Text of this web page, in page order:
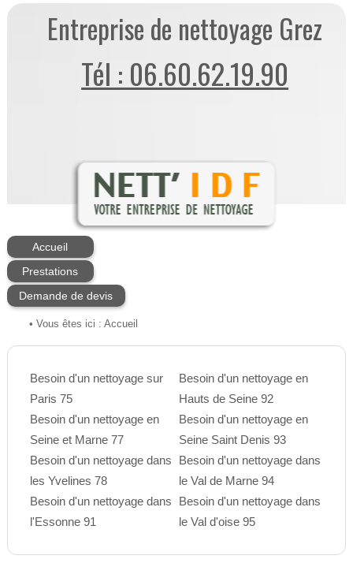
Entreprise de nettoyage Grez
Tél : 06.60.62.19.90
Accueil
Prestations
Demande de devis
• Vous êtes ici : Accueil
Besoin d'un nettoyage sur
Paris 75
Besoin d'un nettoyage en
Seine et Marne 77
Besoin d'un nettoyage dans
les Yvelines 78
Besoin d'un nettoyage dans
l'Essonne 91
Besoin d'un nettoyage en
Hauts de Seine 92
Besoin d'un nettoyage en
Seine Saint Denis 93
Besoin d'un nettoyage dans
le Val de Marne 94
Besoin d'un nettoyage dans
le Val d'oise 95